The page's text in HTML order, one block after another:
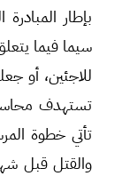
بإطار
سيما فيما
للاجئين، أو
تستهدف
تأتي خطوة
والقتل قبل